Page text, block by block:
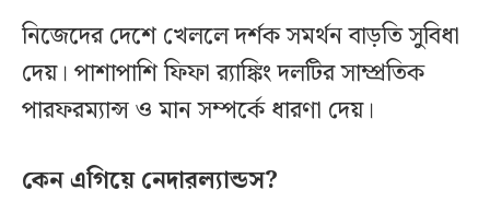
নিজেদের দেশে খেললে দর্শক সমর্থন বাড়তি সুবিধা
দেয়। পাশাপাশি ফিফা র‍্যাঙ্কিং দলটির সাম্প্রতিক
পারফরম্যান্স ও মান সম্পর্কে ধারণা দেয়।
কেন এগিয়ে নেদারল্যান্ডস?